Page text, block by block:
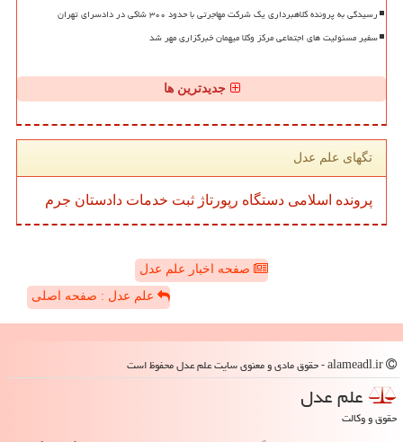
رسیدگی به پرونده کلاهبرداری یک شرکت مهاجرتی با حدود ۳۰۰ شاکی در دادسرای تهران
سفیر مسئولیت های اجتماعی مرکز وکلا میهمان خبرگزاری مهر شد
جدیدترین ها
تگهای علم عدل
پرونده اسلامی دستگاه رپورتاژ ثبت خدمات دادستان جرم
صفحه اخبار علم عدل
علم عدل : صفحه اصلی
علم عدل
حقوق و وکالت